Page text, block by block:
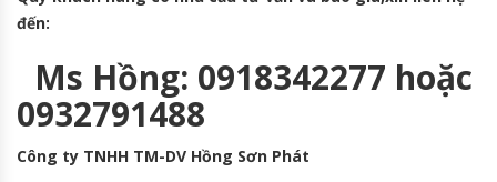
đến:
Ms Hồng: 0918342277 hoặc
0932791488
Công ty TNHH TM-DV Hồng Sơn Phát